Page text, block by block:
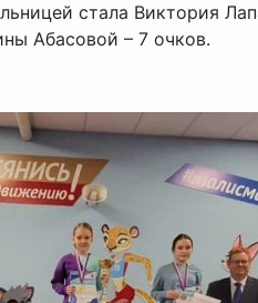
стала Виктория
Абасовой – 7 очков.